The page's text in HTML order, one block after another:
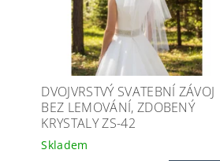
DVOJVRSTVÝ SVATEBNÍ ZÁVOJ
BEZ LEMOVÁNÍ, ZDOBENÝ
KRYSTALY ZS-42
Skladem